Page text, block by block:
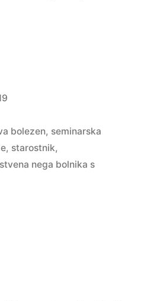
bolezen, seminarska
, starostnik,
nega bolnika s